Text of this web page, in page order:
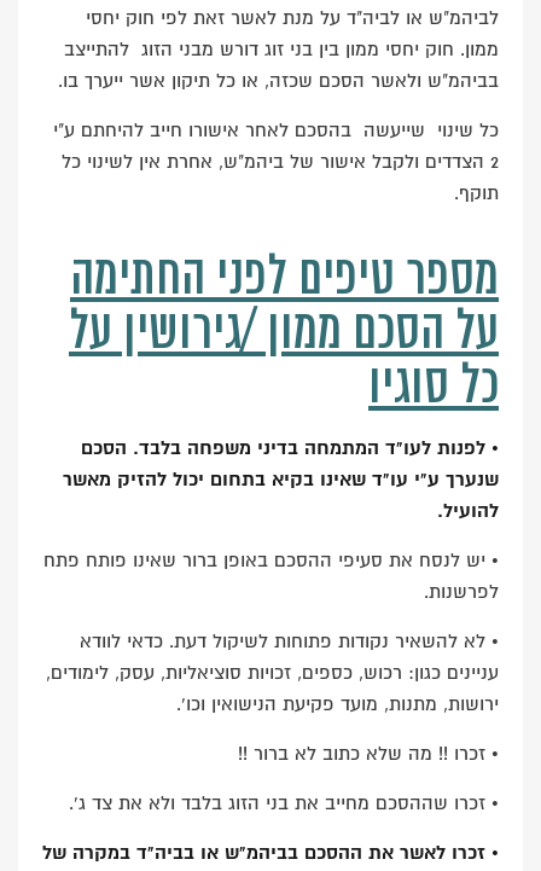
לביהמ"ש או לביה"ד על מנת לאשר זאת לפי חוק יחסי
ממון. חוק יחסי ממון בין בני זוג דורש מבני הזוג להתייצב
בביהמ"ש ולאשר הסכם שכזה, או כל תיקון אשר ייערך בו.
כל שינוי שייעשה בהסכם לאחר אישורו חייב להיחתם ע"י
2 הצדדים ולקבל אישור של ביהמ"ש, אחרת אין לשינוי כל
תוקף.
מספר טיפים לפני החתימה
על הסכם ממון /גירושין על
כל סוגיו
• לפנות לעו"ד המתמחה בדיני משפחה בלבד. הסכם
שנערך ע"י עו"ד שאינו בקיא בתחום יכול להזיק מאשר
להועיל.
• יש לנסח את סעיפי ההסכם באופן ברור שאינו פותח פתח
לפרשנות.
• לא להשאיר נקודות פתוחות לשיקול דעת. כדאי לוודא
עניינים כגון: רכוש, כספים, זכויות סוציאליות, עסק, לימודים,
ירושות, מתנות, מועד פקיעת הנישואין וכו'.
• זכרו !! מה שלא כתוב לא ברור !!
• זכרו שההסכם מחייב את בני הזוג בלבד ולא את צד ג'.
• זכרו לאשר את ההסכם בביהמ"ש או בביה"ד במקרה של